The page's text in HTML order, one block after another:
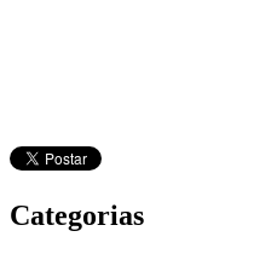
Categorias